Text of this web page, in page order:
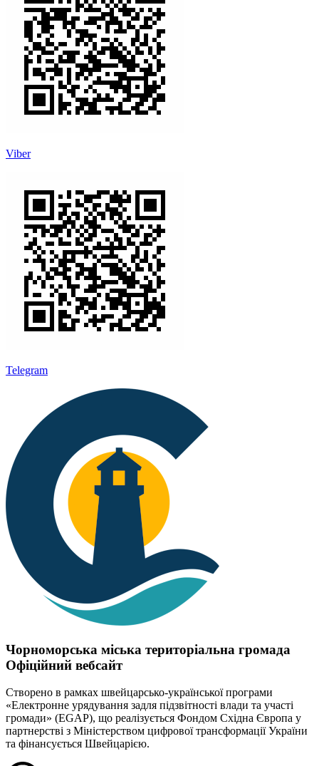
Viber
Telegram
Чорноморська міська територіальна громада
Офіційний вебсайт
Створено в рамках швейцарсько-української програми
«Електронне урядування задля підзвітності влади та участі
громади» (EGAP), що реалізується Фондом Східна Європа у
партнерстві з Міністерством цифрової трансформації України
та фінансується Швейцарією.